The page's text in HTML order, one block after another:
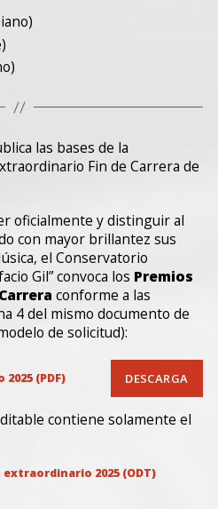
las bases de la
Fin de Carrera de
oficialmente y distinguir al
con mayor brillantez sus
el Conservatorio
Gil” convoca los Premios
conforme a las
4 del mismo documento de
de solicitud):
(PDF) DESCARGA
contiene solamente el
2025 (ODT)